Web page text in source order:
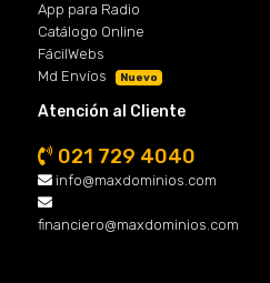
App para Radio
Catálogo Online
FácilWebs
Md Envíos
Nuevo
Atención al Cliente
021 729 4040
info@maxdominios.com
financiero@maxdominios.com